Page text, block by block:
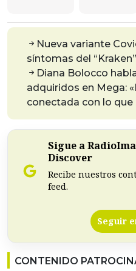
Nueva variante
síntomas del
Diana Bolocco
adquiridos en Mega:
conectada con lo que
Sigue a
Discover
Recibe nuestros
feed.
Seguir
CONTENIDO